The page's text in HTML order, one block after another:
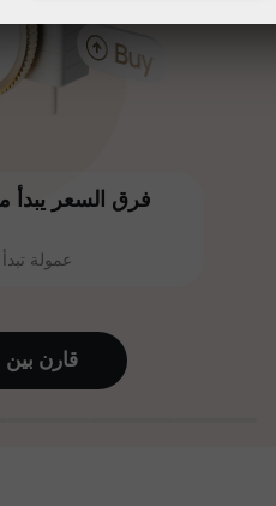
عمولة تبدأ من 4
تتشارك سرعة
نفس
عناصر
التداول،
لتحقيق أهداف طموحة.
إنستا فوركس
بوك أو رحلةقارن بين